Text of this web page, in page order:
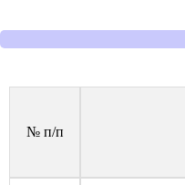
№ п/п